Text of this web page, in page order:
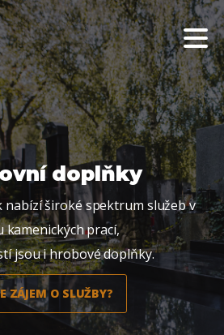
doplňky
nabízí široké spektrum služeb v
kamenických prací,
jsou i hrobové doplňky.
ZÁJEM O SLUŽBY?